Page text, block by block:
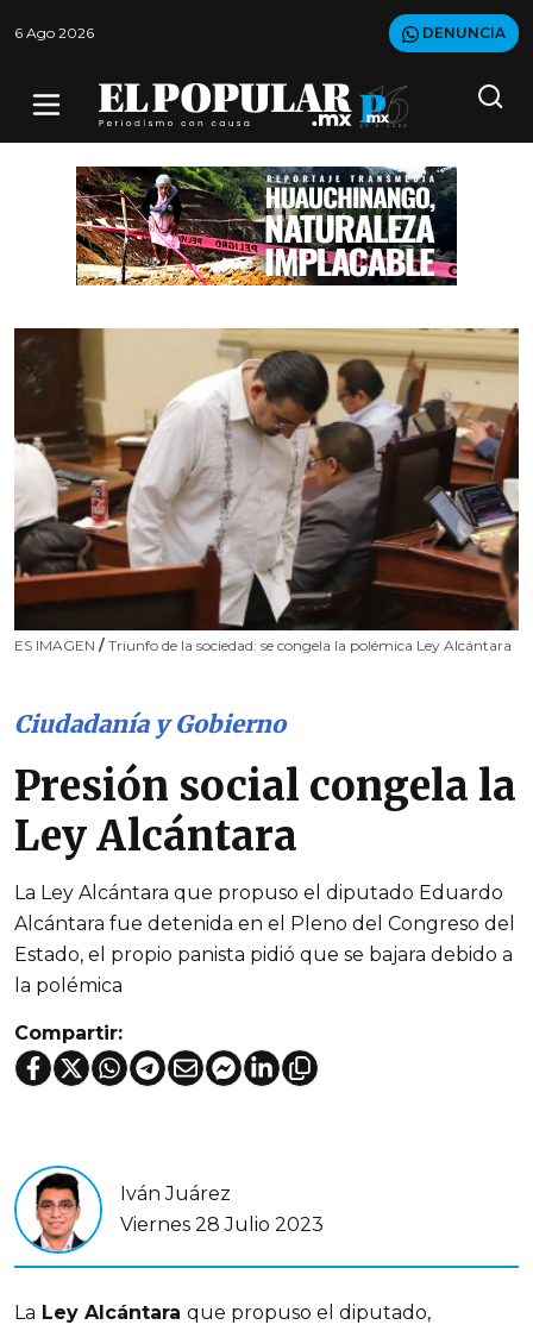
6 Ago 2026 DENUNCIA
ES IMAGEN / Triunfo de la sociedad: se congela la polémica Ley Alcántara
Ciudadanía y Gobierno
Presión social congela la
Ley Alcántara
La Ley Alcántara que propuso el diputado Eduardo
Alcántara fue detenida en el Pleno del Congreso del
Estado, el propio panista pidió que se bajara debido a
la polémica
Compartir:
Iván Juárez
Viernes 28 Julio 2023
La Ley Alcántara